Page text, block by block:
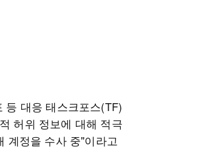
등 대응 태스크포스(TF)
허위 정보에 대해 적극
계정을 수사 중"이라고